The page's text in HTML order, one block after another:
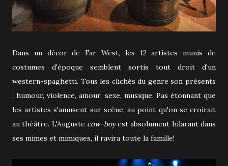
Dans un décor de Far West, les 12 artistes munis de
costumes d'époque semblent sortis tout droit d'un
western-spaghetti. Tous les clichés du genre son présents
: humour, violence, amour, sexe, musique. Pas étonnant que
les artistes s'amusent sur scène, au point qu'on se croirait
au théâtre. L'Auguste cow-boyest absolument hilarant dans
ses mimes et mimiques, il ravira toute la famille!